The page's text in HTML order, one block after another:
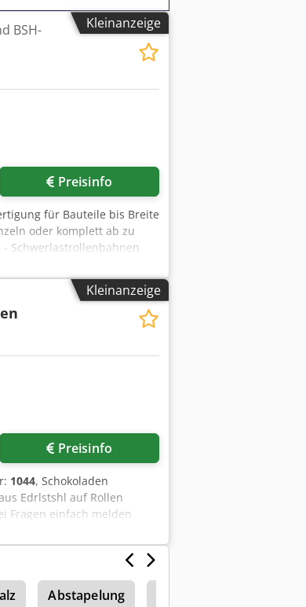
Kleinanzeige
BSH-
Preisinfo
für Bauteile bis Breite
oder komplett ab zu
Schwerlastrollenbahnen
- Stapelmaschine -
Kleinanzeige
Preisinfo
1044, Schokoladen
Edrlstshl auf Rollen
Fragen einfach melden
Abstapelung